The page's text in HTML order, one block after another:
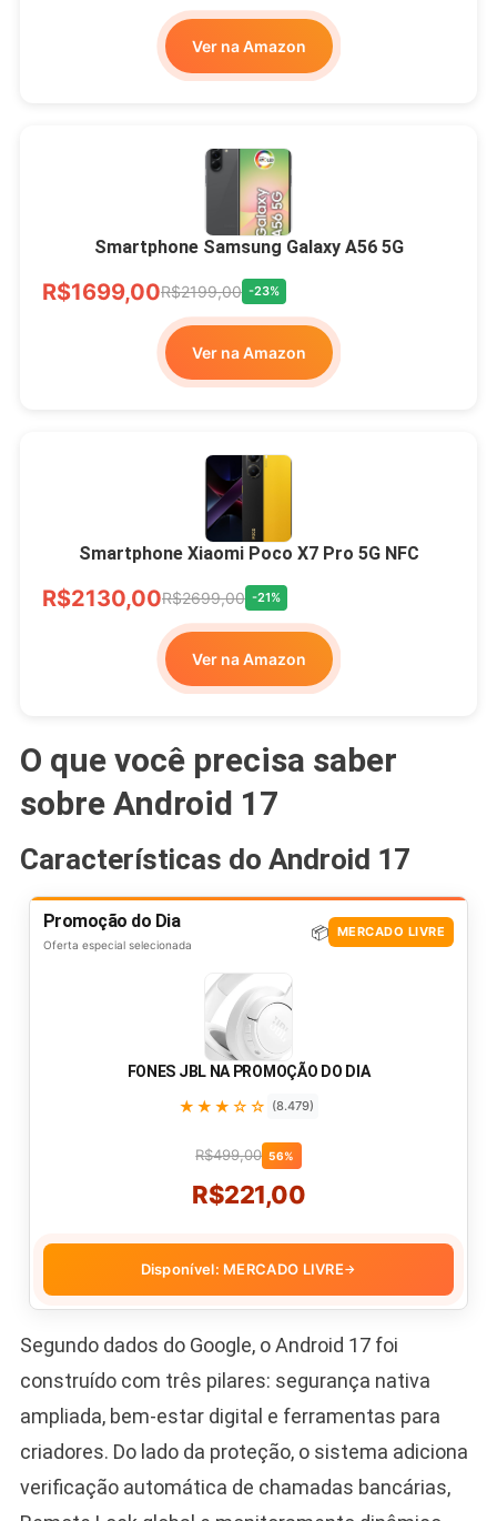
Ver na Amazon
Smartphone Samsung Galaxy A56 5G
R$1699,00R$2199,00 -23%
Ver na Amazon
Smartphone Xiaomi Poco X7 Pro 5G NFC
R$2130,00R$2699,00 -21%
Ver na Amazon
O que você precisa saber
sobre Android 17
Características do Android 17
Promoção do Dia
Oferta especial selecionada
📦 MERCADO LIVRE
FONES JBL NA PROMOÇÃO DO DIA
★★★☆☆ (8.479)
R$499,00 56%
R$221,00
Disponível: MERCADO LIVRE→
Segundo dados do Google, o Android 17 foi
construído com três pilares: segurança nativa
ampliada, bem-estar digital e ferramentas para
criadores. Do lado da proteção, o sistema adiciona
verificação automática de chamadas bancárias,